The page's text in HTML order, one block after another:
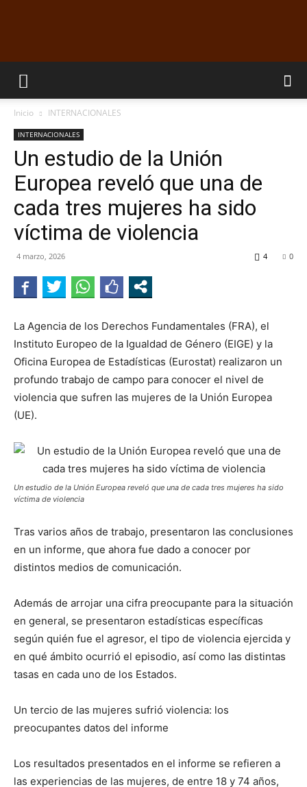
EL
RADIO
Inicio INTERNACIONALES
INTERNACIONALES
Un estudio de la Unión
Europea reveló que una de
cada tres mujeres ha sido
víctima de violencia
4 marzo, 2026 0
4
La Agencia de los Derechos Fundamentales (FRA), el
Instituto Europeo de la Igualdad de Género (EIGE) y la
Oficina Europea de Estadísticas (Eurostat) realizaron un
profundo trabajo de campo para conocer el nivel de
violencia que sufren las mujeres de la Unión Europea
(UE).
Un estudio de la Unión Europea reveló que una de cada tres mujeres ha sido
víctima de violencia
Tras varios años de trabajo, presentaron las conclusiones
en un informe, que ahora fue dado a conocer por
distintos medios de comunicación.
Además de arrojar una cifra preocupante para la situación
en general, se presentaron estadísticas específicas
según quién fue el agresor, el tipo de violencia ejercida y
en qué ámbito ocurrió el episodio, así como las distintas
tasas en cada uno de los Estados.
Un tercio de las mujeres sufrió violencia: los
preocupantes datos del informe
Los resultados presentados en el informe se refieren a
las experiencias de las mujeres, de entre 18 y 74 años,